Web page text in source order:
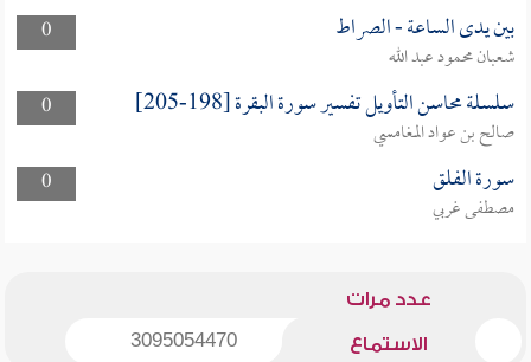
0
بين يدى الساعة - الصراط
شعبان محمود عبد الله
0
سلسلة محاسن التأويل تفسير سورة البقرة [198-205]
صالح بن عواد المغامسي
0
سورة الفلق
مصطفى غربي
عدد مرات
الاستماع 3095054470